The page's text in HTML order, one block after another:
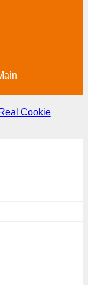
Cookie